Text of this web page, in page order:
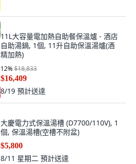
11L大容量電加熱自助餐保溫爐 - 酒店
自助湯鍋, 1個, 11升自助保溫湯爐(酒
精加熱)
12%$18,833
$16,409
8/19 預計送達
大慶電力式保溫湯槽 (D7700/110V), 1
個, 保溫湯槽(空槽不附盆)
$5,800
8/11 星期二 預計送達